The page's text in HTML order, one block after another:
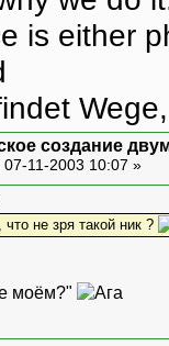
is either
создание
07-11-2003 10:07 »
что не зря такой ник ?
моём?"